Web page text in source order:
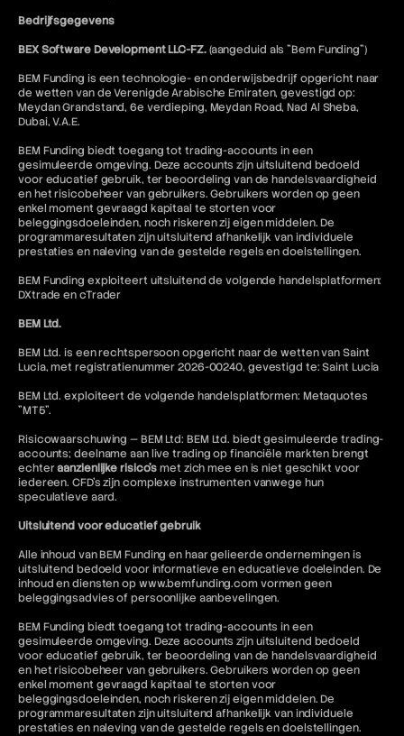
Bedrijfsgegevens
BEX Software Development LLC-FZ.(aangeduid als "Bem Funding")
BEM Funding is een technologie- en onderwijsbedrijf opgericht naar
de wetten van de Verenigde Arabische Emiraten, gevestigd op:
Meydan Grandstand, 6e verdieping, Meydan Road, Nad Al Sheba,
Dubai, V.A.E.
BEM Funding biedt toegang tot trading-accounts in een
gesimuleerde omgeving. Deze accounts zijn uitsluitend bedoeld
voor educatief gebruik, ter beoordeling van de handelsvaardigheid
en het risicobeheer van gebruikers. Gebruikers worden op geen
enkel moment gevraagd kapitaal te storten voor
beleggingsdoeleinden, noch riskeren zij eigen middelen. De
programmaresultaten zijn uitsluitend afhankelijk van individuele
prestaties en naleving van de gestelde regels en doelstellingen.
BEM Funding exploiteert uitsluitend de volgende handelsplatformen:
DXtrade en cTrader
BEM Ltd.
BEM Ltd. is een rechtspersoon opgericht naar de wetten van Saint
Lucia, met registratienummer 2026-00240, gevestigd te: Saint Lucia
BEM Ltd. exploiteert de volgende handelsplatformen: Metaquotes
"MT5".
Risicowaarschuwing — BEM Ltd: BEM Ltd. biedt gesimuleerde trading-
accounts; deelname aan live trading op financiële markten brengt
echteraanzienlijke risico'smet zich mee en is niet geschikt voor
iedereen. CFD's zijn complexe instrumenten vanwege hun
speculatieve aard.
Uitsluitend voor educatief gebruik
Alle inhoud van BEM Funding en haar gelieerde ondernemingen is
uitsluitend bedoeld voor informatieve en educatieve doeleinden. De
inhoud en diensten op www.bemfunding.com vormen geen
beleggingsadvies of persoonlijke aanbevelingen.
BEM Funding biedt toegang tot trading-accounts in een
gesimuleerde omgeving. Deze accounts zijn uitsluitend bedoeld
voor educatief gebruik, ter beoordeling van de handelsvaardigheid
en het risicobeheer van gebruikers. Gebruikers worden op geen
enkel moment gevraagd kapitaal te storten voor
beleggingsdoeleinden, noch riskeren zij eigen middelen. De
programmaresultaten zijn uitsluitend afhankelijk van individuele
prestaties en naleving van de gestelde regels en doelstellingen.